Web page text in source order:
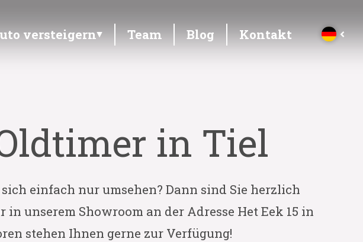
versteigern Team Blog Kontakt
in Tiel
einfach nur umsehen? Dann sind Sie herzlich
in unserem Showroom an der Adresse Het Eek 15 in
stehen Ihnen gerne zur Verfügung!